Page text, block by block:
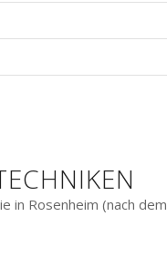
in Rosenheim (nach dem